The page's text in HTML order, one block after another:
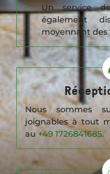
Un service
également
moyennant des
Nous sommes
joignables à tout
au +49 1726841685.